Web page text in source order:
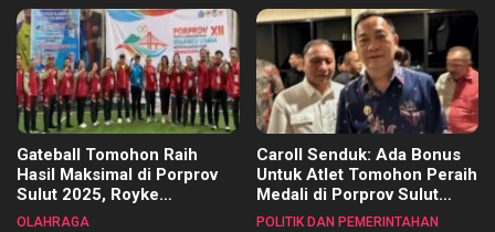
Gateball Tomohon Raih
Hasil Maksimal di Porprov
Sulut 2025, Royke
Tangkawarouw Ucapkan
OLAHRAGA
Caroll Senduk: Ada Bonus
Untuk Atlet Tomohon Peraih
Medali di Porprov Sulut
2025
POLITIK DAN PEMERINTAHAN